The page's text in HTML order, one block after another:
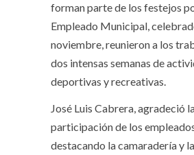
forman parte de los festejos
Empleado Municipal,
noviembre, reunieron a los
dos intensas semanas de
deportivas y recreativas.
José Luis Cabrera, agradeció
participación de los
destacando la camaradería y